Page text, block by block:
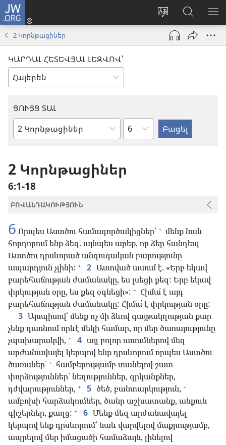
JW.ORG
Փոխել
կայքի
լեզուն
Մուտքագրվել
(բացվումՈրոնում
JW.ORG
կայքում
2 Կորնթացիներ
ԿԱՐԴԱԼ ՀԵՏԵՎՅԱԼ ԼԵԶՎՈՎ՝
ՑՈՒՅՑ ՏԱԼ
Աստվածաշնչյան
Ըստ
գլուխների
2 Կորնթացիներ
6։1-18
ԲՈՎԱՆԴԱԿՈՒԹՅՈՒՆ
6 Որպես Աստծու համագործակիցներ՝ + մենք նաև
հորդորում ենք ձեզ. այնպես արեք, որ ձեր հանդեպ
Աստծու դրսևորած անզուգական բարությունը
ապարդյուն չլինի: + 2 Աստված ասում է. «Երբ եկավ
բարեհաճության ժամանակը, ես լսեցի քեզ: Երբ եկավ
փրկության օրը, ես քեզ օգնեցի»: + Հիմա՛ է այդ
բարեհաճության ժամանակը: Հիմա՛ է փրկության օրը:
3 Այսպիսով՝ մենք ոչ մի ձևով գայթակղության քար
չենք դառնում որևէ մեկի համար, որ մեր ծառայությունը
չպախարակվի, + 4 այլ բոլոր առումներով մեզ
արժանավայել կերպով ենք դրսևորում որպես Աստծու
ծառաներ՝ + համբերությամբ տանելով շատ
փորձություններ՝ նեղություններ, զրկանքներ,
դժվարություններ, + 5 ծեծ, բանտարկություն, +
ամբոխի հարձակումներ, ծանր աշխատանք, անքուն
գիշերներ, քաղց: + 6 Մենք մեզ արժանավայել
կերպով ենք դրսևորում՝ նաև վարվելով մաքրությամբ,
ապրելով մեր իմացածի համաձայն, լինելով